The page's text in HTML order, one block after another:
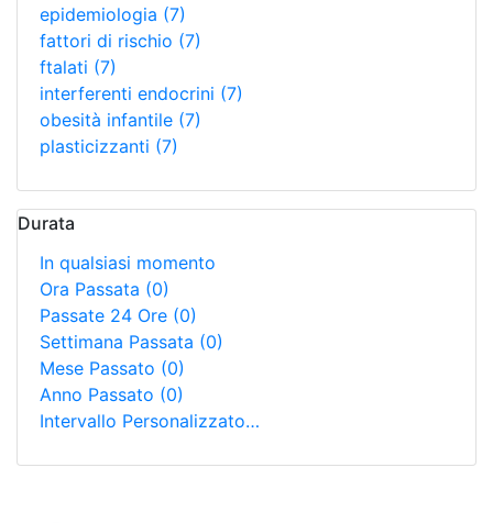
epidemiologia (7)
fattori di rischio (7)
ftalati (7)
interferenti endocrini (7)
obesità infantile (7)
plasticizzanti (7)
Durata
In qualsiasi momento
Ora Passata (0)
Passate 24 Ore (0)
Settimana Passata (0)
Mese Passato (0)
Anno Passato (0)
Intervallo Personalizzato…